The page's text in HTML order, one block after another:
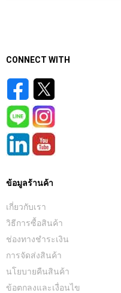
CONNECT WITH
ข้อมูลร้านค้า
เกี่ยวกับเรา
วิธีการซื้อสินค้า
ช่องทางชำระเงิน
การจัดส่งสินค้า
นโยบายคืนสินค้า
ข้อตกลงและเงื่อนไข